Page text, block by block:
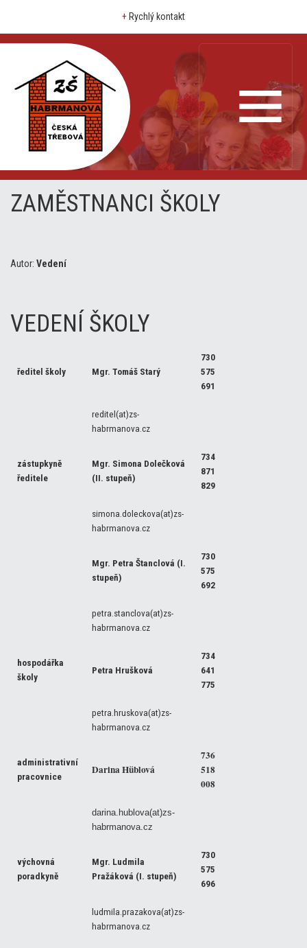
+ Rychlý kontakt
ZAMĚSTNANCI ŠKOLY
Autor: Vedení
VEDENÍ ŠKOLY
ředitel školy Mgr. Tomáš Starý
730
575
691
reditel(at)zs-
habrmanova.cz
zástupkyně
ředitele
Mgr. Simona Dolečková
(II. stupeň)
734
871
829
simona.doleckova(at)zs-
habrmanova.cz
Mgr. Petra Štanclová (I.
stupeň)
730
575
692
petra.stanclova(at)zs-
habrmanova.cz
hospodářka
školy
Petra Hrušková
734
641
775
petra.hruskova(at)zs-
habrmanova.cz
administrativní
pracovnice
Darina Hüblová
736
518
008
darina.hublova(at)zs-
habrmanova.cz
výchovná
poradkyně
Mgr. Ludmila
Pražáková (I. stupeň)
730
575
696
ludmila.prazakova(at)zs-
habrmanova.cz